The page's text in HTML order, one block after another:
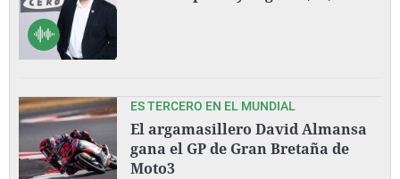
ES TERCERO EN EL MUNDIAL
El argamasillero David Almansa
gana el GP de Gran Bretaña de
Moto3